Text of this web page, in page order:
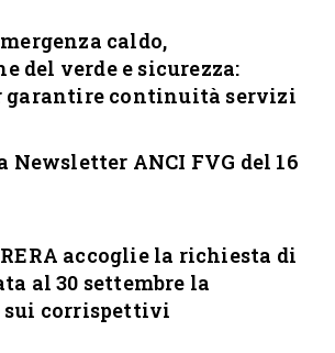
caldo,
del verde e sicurezza:
garantire continuità servizi
Newsletter ANCI FVG del 16
accoglie la richiesta di
al 30 settembre la
corrispettivi